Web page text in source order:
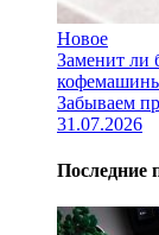
Новое
Заменит ли
Забываем
31.07.2026
Последние